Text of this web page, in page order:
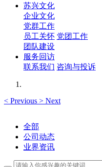
苏兴文化
企业文化
党群工作
员工关怀 党团工作
团队建设
服务回访
联系我们 咨询与投诉
< Previous > Next
全部
公司动态
业界资讯